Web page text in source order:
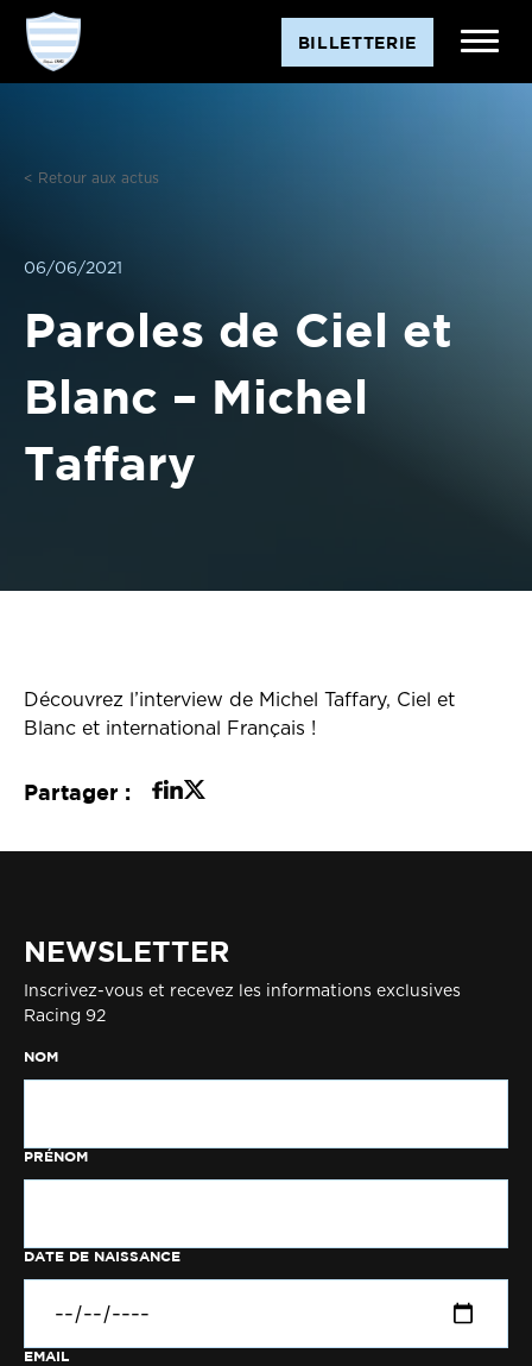
Aller
contenu
BILLETTERIE
< Retour aux actus
06/06/2021
Paroles de Ciel et
Blanc – Michel
Taffary
Découvrez l’interview de Michel Taffary, Ciel et
Blanc et international Français !
Partager :
NEWSLETTER
Inscrivez-vous et recevez les informations exclusives
Racing 92
NOM
PRÉNOM
DATE DE NAISSANCE
EMAIL